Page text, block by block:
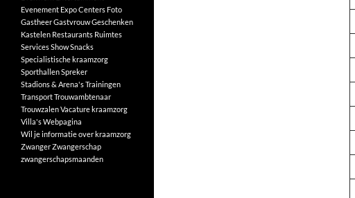
Evenement Expo Centers Foto
GastheerGastvrouwGeschenken
Kastelen Restaurants Ruimtes
ServicesShowSnacks
Specialistische kraamzorg
SporthallenSpreker
Stadions & Arena'sTrainingen
TransportTrouwambtenaar
TrouwzalenVacature kraamzorg
Villa'sWebpagina
Wil je informatie over kraamzorg
ZwangerZwangerschap
zwangerschapsmaanden